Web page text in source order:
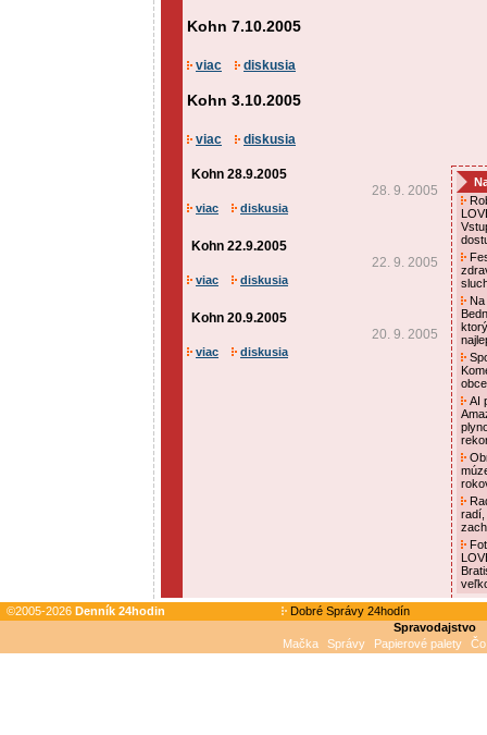
Kohn 7.10.2005
viac diskusia
Kohn 3.10.2005
viac diskusia
Kohn 28.9.2005
28. 9. 2005
viac diskusia
Kohn 22.9.2005
22. 9. 2005
viac diskusia
Kohn 20.9.2005
20. 9. 2005
viac diskusia
AI
radí,
©2005-2026 Denník 24hodin
Dobré Správy 24hodín
Spravodajstvo
Mačka
Správy Papierové palety